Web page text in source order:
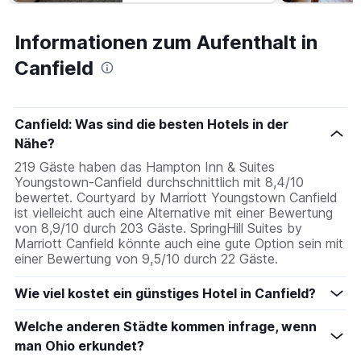
Informationen zum Aufenthalt in
Canfield
Canfield: Was sind die besten Hotels in der
Nähe?
219 Gäste haben das Hampton Inn & Suites
Youngstown-Canfield durchschnittlich mit 8,4/10
bewertet. Courtyard by Marriott Youngstown Canfield
ist vielleicht auch eine Alternative mit einer Bewertung
von 8,9/10 durch 203 Gäste. SpringHill Suites by
Marriott Canfield könnte auch eine gute Option sein mit
einer Bewertung von 9,5/10 durch 22 Gäste.
Wie viel kostet ein günstiges Hotel in Canfield?
Welche anderen Städte kommen infrage, wenn
man Ohio erkundet?